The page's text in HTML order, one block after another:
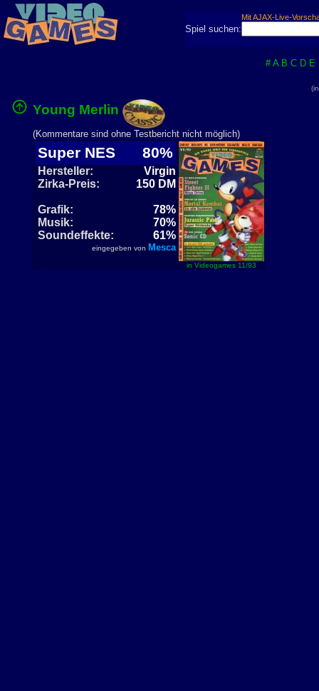
Mit AJAX-Live-
Spiel suchen:
# A B C D E
Young Merlin
(Kommentare sind ohne Testbericht nicht möglich)
Super NES 80%
Hersteller:
Virgin
Zirka-Preis:
150 DM
Grafik:
78%
Musik:
70%
Soundeffekte:
61%
eingegeben von Mesca
in Videogames 11/93